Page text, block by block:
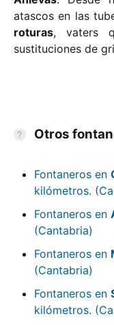
atascos en las
roturas, vaters
sustituciones de
Otros
Fontaneros en
kilómetros.
Fontaneros en
(Cantabria)
Fontaneros en
(Cantabria)
Fontaneros en
kilómetros.